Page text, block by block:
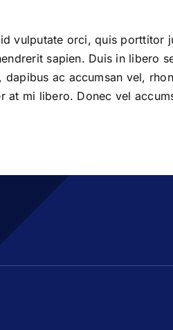
vulputate orci, quis
sapien. Duis in libero
ac accumsan vel,
at mi libero. Donec vel